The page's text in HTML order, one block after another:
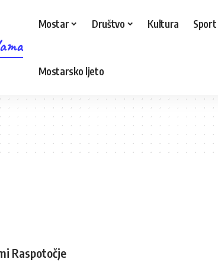
Mostar Društvo Kultura Sport
Mostarsko ljeto
Raspotočje